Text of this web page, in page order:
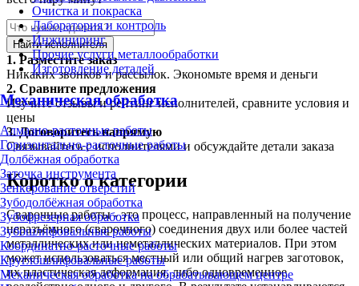
Очистка и покраска
Лаборатория и контроль
Инжиниринг
Прочие услуги металлообработки
Изготовление деталей
Механическая обработка
Алмазно-расточные работы
Горизонтально-расточные работы
Долбёжная обработка
Заточка инструмента
Зенкерование отверстий
Зубодолбёжная обработка
Зубофрезерная обработка
Зубошлифовальные работы
Координатно-расточные работы
Круглошлифовальные работы
Механическая обработка на обрабатывающем центре
Найти исполнителя
1. Разместите заказ
Никаких звонков и рассылок. Экономьте время и деньги
2. Сравните предложения
Изучите отзывы и рейтинг исполнителей, сравните условия и
цены
3.Договоритесь напрямую
Связывайтесь с исполнителями и обсуждайте детали заказа
Коротко о категории
Сварочные работы - это процесс, направленный на получение
неразъёмного (сварочного) соединения двух или более частей
металлических или неметаллических материалов. При этом
может использоваться местный или общий нагрев заготовок,
их пластическая деформация, либо одновременное